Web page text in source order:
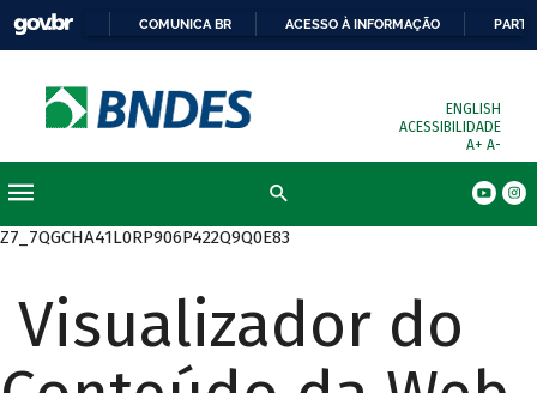
COMUNICA BR ACESSO À INFORMAÇÃO
ENGLISH
ACESSIBILIDADE
A+ A-
Z7_7QGCHA41L0RP906P422Q9Q0E83
Visualizador do